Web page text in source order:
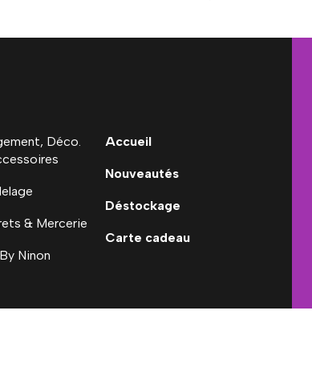
Déco.
& Mercerie
Ninon
Accueil
Nouveautés
Déstockage
Carte cadeau